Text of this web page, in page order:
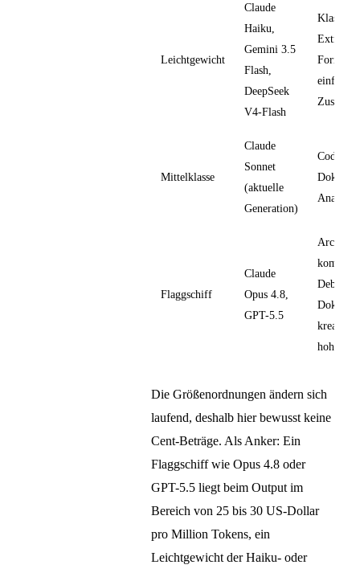
Leichtgewicht
Claude
Haiku,
Gemini 3.5
Flash,
DeepSeek
V4-Flash
einfache
Mittelklasse
Claude
Sonnet
(aktuelle
Generation)
Code-
Doku,
Analysen
Flaggschiff
Claude
Opus 4.8,
GPT-5.5
kreative
hohem
Die Größenordnungen ändern sich
laufend, deshalb hier bewusst keine
Cent-Beträge. Als Anker: Ein
Flaggschiff wie Opus 4.8 oder
GPT-5.5 liegt beim Output im
Bereich von 25 bis 30 US-Dollar
pro Million Tokens, ein
Leichtgewicht der Haiku- oder